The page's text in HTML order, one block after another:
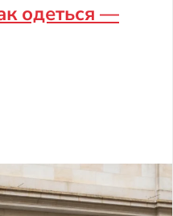
одеться —